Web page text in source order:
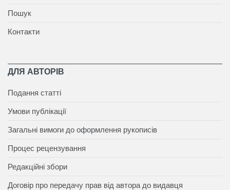
Пошук
Контакти
ДЛЯ АВТОРІВ
Подання статті
Умови публікації
Загальні вимоги до оформлення рукописів
Процес рецензування
Редакційні збори
Договір про передачу прав від автора до видавця